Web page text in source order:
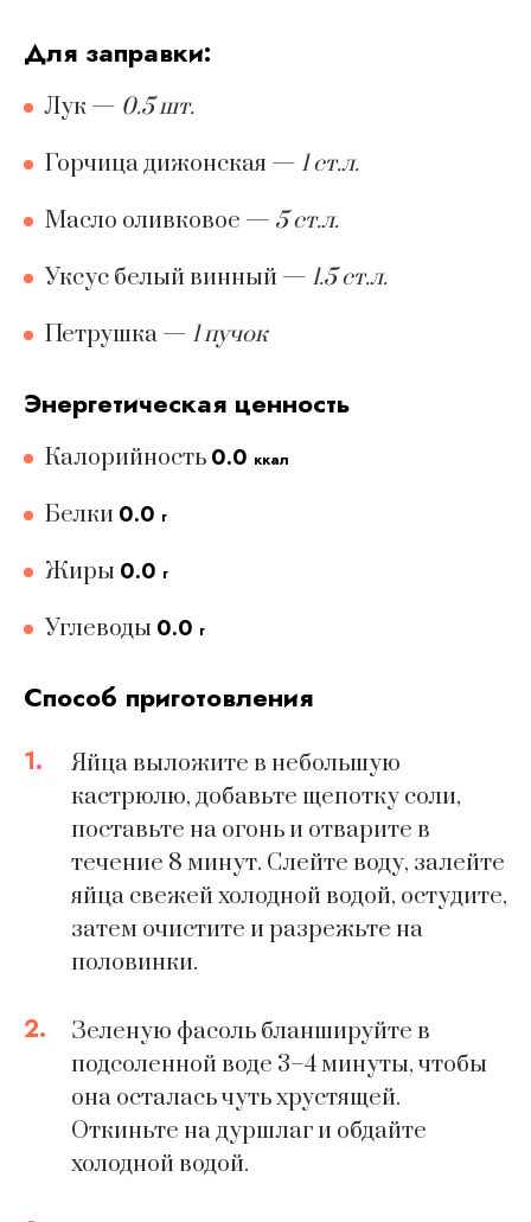
Для заправки:
Лук — 0.5 шт.
Горчица дижонская — 1 ст.л.
Масло оливковое — 5 ст.л.
Уксус белый винный — 1.5 ст.л.
Петрушка — 1 пучок
Энергетическая ценность
Калорийность 0.0 ккал
Белки 0.0 г
Жиры 0.0 г
Углеводы 0.0 г
Способ приготовления
1.
Яйца выложите в небольшую
кастрюлю, добавьте щепотку соли,
поставьте на огонь и отварите в
течение 8 минут. Слейте воду, залейте
яйца свежей холодной водой, остудите,
затем очистите и разрежьте на
половинки.
2.
Зеленую фасоль бланшируйте в
подсоленной воде 3–4 минуты, чтобы
она осталась чуть хрустящей.
Откиньте на дуршлаг и обдайте
холодной водой.